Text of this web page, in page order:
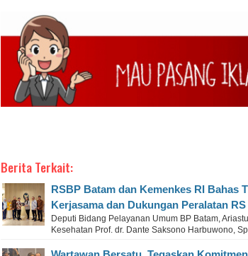
Berita Terkait:
RSBP Batam dan Kemenkes RI Bahas
Kerjasama dan Dukungan Peralatan RS
Deputi Bidang Pelayanan Umum BP Batam,
Kesehatan Prof. dr. Dante Saksono Harbuwono,